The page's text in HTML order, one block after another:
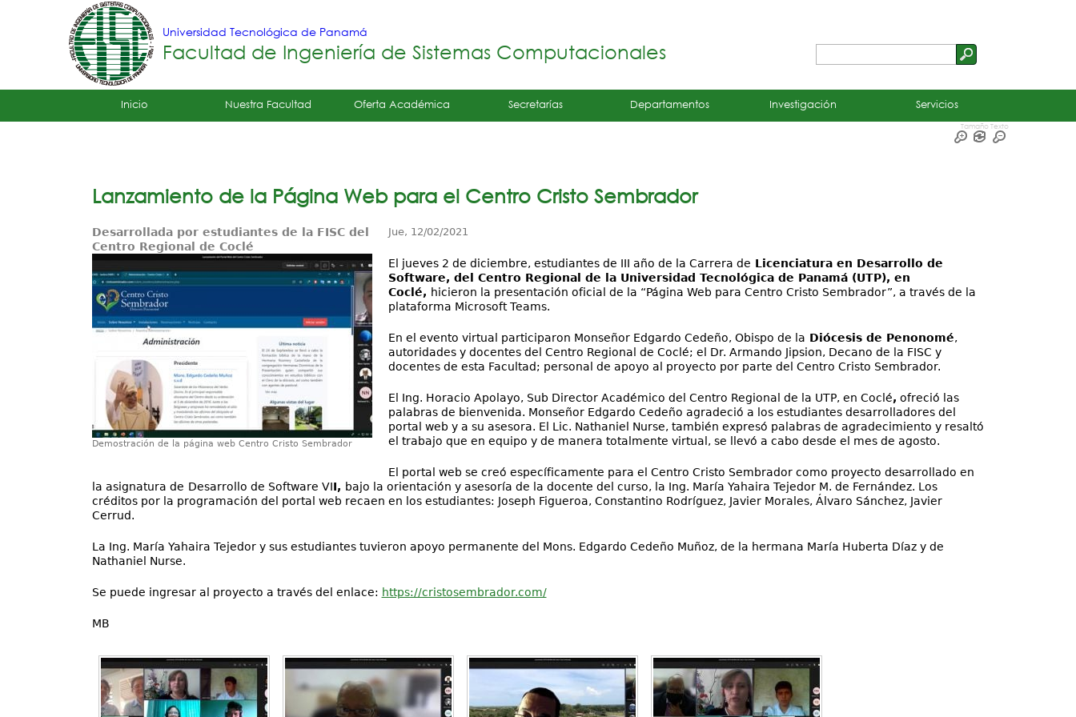
de
Universidad Tecnológica de Panamá
Facultad de Ingeniería de Sistemas Computacionales
TropicalInicio Nuestra Facultad Oferta Académica Secretarías Departamentos Investigación Servicios
Tamaño Texto
Lanzamiento de la Página Web para el Centro Cristo Sembrador
Desarrollada por estudiantes de la FISC del
Centro Regional de Coclé
Demostración de la página web Centro Cristo Sembrador
Jue, 12/02/2021
El jueves 2 de diciembre, estudiantes de III año de la Carrera de Licenciatura en Desarrollo de
Software, del Centro Regional de la Universidad Tecnológica de Panamá (UTP), en
Coclé, hicieron la presentación oficial de la “Página Web para Centro Cristo Sembrador”, a través de la
plataforma Microsoft Teams.
En el evento virtual participaron Monseñor Edgardo Cedeño, Obispo de la Diócesis de Penonomé,
autoridades y docentes del Centro Regional de Coclé; el Dr. Armando Jipsion, Decano de la FISC y
docentes de esta Facultad; personal de apoyo al proyecto por parte del Centro Cristo Sembrador.
El Ing. Horacio Apolayo, Sub Director Académico del Centro Regional de la UTP, en Coclé, ofreció las
palabras de bienvenida. Monseñor Edgardo Cedeño agradeció a los estudiantes desarrolladores del
portal web y a su asesora. El Lic. Nathaniel Nurse, también expresó palabras de agradecimiento y resaltó
el trabajo que en equipo y de manera totalmente virtual, se llevó a cabo desde el mes de agosto.
El portal web se creó específicamente para el Centro Cristo Sembrador como proyecto desarrollado en
la asignatura de Desarrollo de Software VII, bajo la orientación y asesoría de la docente del curso, la Ing. María Yahaira Tejedor M. de Fernández. Los
créditos por la programación del portal web recaen en los estudiantes: Joseph Figueroa, Constantino Rodríguez, Javier Morales, Álvaro Sánchez, Javier
Cerrud.
La Ing. María Yahaira Tejedor y sus estudiantes tuvieron apoyo permanente del Mons. Edgardo Cedeño Muñoz, de la hermana María Huberta Díaz y de
Nathaniel Nurse.
Se puede ingresar al proyecto a través del enlace: https://cristosembrador.com/
MB